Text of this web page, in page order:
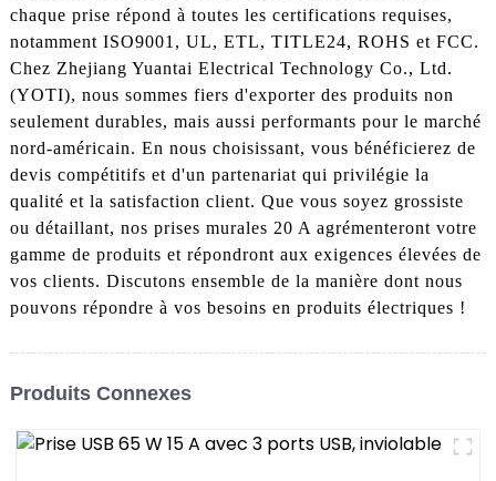
chaque prise répond à toutes les certifications requises,
notamment ISO9001, UL, ETL, TITLE24, ROHS et FCC.
Chez Zhejiang Yuantai Electrical Technology Co., Ltd.
(YOTI), nous sommes fiers d'exporter des produits non
seulement durables, mais aussi performants pour le marché
nord-américain. En nous choisissant, vous bénéficierez de
devis compétitifs et d'un partenariat qui privilégie la
qualité et la satisfaction client. Que vous soyez grossiste
ou détaillant, nos prises murales 20 A agrémenteront votre
gamme de produits et répondront aux exigences élevées de
vos clients. Discutons ensemble de la manière dont nous
pouvons répondre à vos besoins en produits électriques !
Produits Connexes